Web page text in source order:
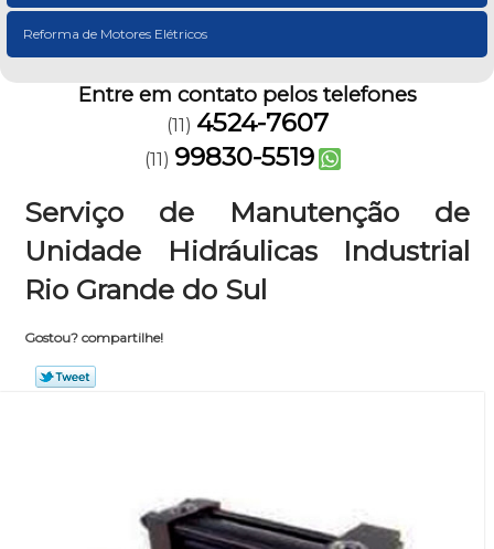
Reforma de Motores Elétricos
Entre em contato pelos telefones
(11) 4524-7607
(11) 99830-5519
Serviço de Manutenção de
Unidade Hidráulicas Industrial
Rio Grande do Sul
Gostou? compartilhe!